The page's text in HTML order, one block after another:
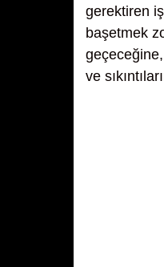
gerektiren
başetmek
ve